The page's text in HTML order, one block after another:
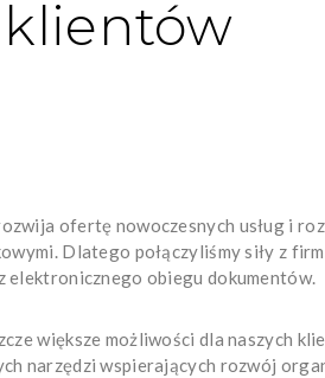
ofertę nowoczesnych usług i
Dlatego połączyliśmy siły z
elektronicznego obiegu dokumentów.
większe możliwości dla naszych
narzędzi wspierających rozwój